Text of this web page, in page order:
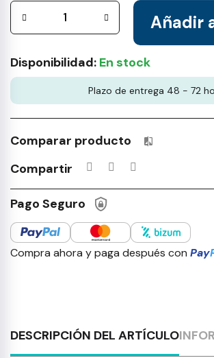
Añadir
Disponibilidad: En stock
Plazo de entrega 48 - 72
Comparar producto Productos
Compartir
Pago Seguro
Compra ahora y paga después con Pay
DESCRIPCIÓN DEL ARTÍCULO